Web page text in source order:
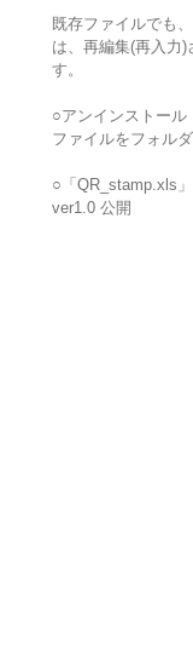
既存ファイルでも
は、再編集(再入力)
す。
○アンインストール
ファイルをフォル
○「QR_stamp.xls
ver1.0 公開